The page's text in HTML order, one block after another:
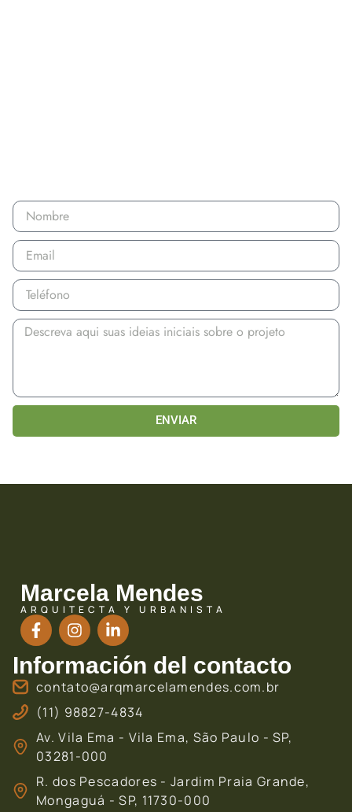
ENVIAR
Marcela Mendes
ARQUITECTA Y URBANISTA
Información del contacto
contato@arqmarcelamendes.com.br
(11) 98827-4834
Av. Vila Ema - Vila Ema, São Paulo - SP,
03281-000
R. dos Pescadores - Jardim Praia Grande,
Mongaguá - SP, 11730-000